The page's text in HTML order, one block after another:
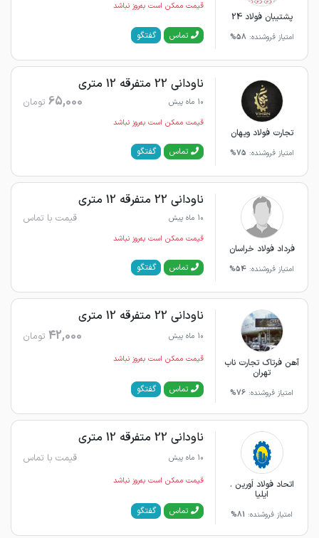
پشتیبان فولاد 24
امتیاز فروشنده: 58%
قیمت ممکن است به‌روز نباشد
تماس گفتگو
تجارت فولاد ويهان
امتیاز فروشنده: 75%
ناودانی 22 متفرقه 12 متری
10 ماه پیش 65,000 تومان
قیمت ممکن است به‌روز نباشد
تماس گفتگو
فرداد فولاد خراسان
امتیاز فروشنده: 54%
ناودانی 22 متفرقه 12 متری
10 ماه پیش قیمت با تماس
قیمت ممکن است به‌روز نباشد
تماس گفتگو
آهن فرتاک تجارت ناب
تهران
امتیاز فروشنده: 76%
ناودانی 22 متفرقه 12 متری
10 ماه پیش 42,000 تومان
قیمت ممکن است به‌روز نباشد
تماس گفتگو
اتحاد فولاد اَورین .
ایلیا
امتیاز فروشنده: 81%
ناودانی 22 متفرقه 12 متری
10 ماه پیش قیمت با تماس
قیمت ممکن است به‌روز نباشد
تماس گفتگو